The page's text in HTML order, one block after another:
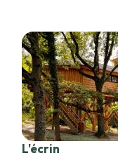
ici devient un
enrichit davantage
immerger dans la
pittoresques. En somme, Dolce & Cabane est plus qu'une
simple retraite; c'est
pleinement l'instant
naturelle. Préparez-
sérénité de la nature
personnalisé.
L'écrin